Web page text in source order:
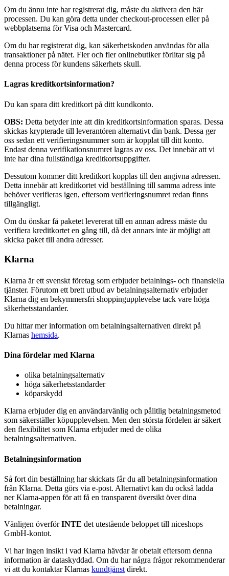
Om du ännu inte har registrerat dig, måste du aktivera den här
processen. Du kan göra detta under checkout-processen eller på
webbplatserna för Visa och Mastercard.
Om du har registrerat dig, kan säkerhetskoden användas för alla
transaktioner på nätet. Fler och fler onlinebutiker förlitar sig på
denna process för kundens säkerhets skull.
Lagras kreditkortsinformation?
Du kan spara ditt kreditkort på ditt kundkonto.
OBS: Detta betyder inte att din kreditkortsinformation sparas. Dessa
skickas krypterade till leverantören alternativt din bank. Dessa ger
oss sedan ett verifieringsnummer som är kopplat till ditt konto.
Endast denna verifikationsnumret lagras av oss. Det innebär att vi
inte har dina fullständiga kreditkortsuppgifter.
Dessutom kommer ditt kreditkort kopplas till den angivna adressen.
Detta innebär att kreditkortet vid beställning till samma adress inte
behöver verifieras igen, eftersom verifieringsnumret redan finns
tillgängligt.
Om du önskar få paketet levererat till en annan adress måste du
verifiera kreditkortet en gång till, då det annars inte är möjligt att
skicka paket till andra adresser.
Klarna
Klarna är ett svenskt företag som erbjuder betalnings- och finansiella
tjänster. Förutom ett brett utbud av betalningsalternativ erbjuder
Klarna dig en bekymmersfri shoppingupplevelse tack vare höga
säkerhetsstandarder.
Du hittar mer information om betalningsalternativen direkt på
Klarnas hemsida.
Dina fördelar med Klarna
olika betalningsalternativ
höga säkerhetsstandarder
köparskydd
Klarna erbjuder dig en användarvänlig och pålitlig betalningsmetod
som säkerställer köpupplevelsen. Men den största fördelen är säkert
den flexibilitet som Klarna erbjuder med de olika
betalningsalternativen.
Betalningsinformation
Så fort din beställning har skickats får du all betalningsinformation
från Klarna. Detta görs via e-post. Alternativt kan du också ladda
ner Klarna-appen för att få en transparent översikt över dina
betalningar.
Vänligen överförINTE det utestående beloppet till niceshops
GmbH-kontot.
Vi har ingen insikt i vad Klarna hävdar är obetalt eftersom denna
information är dataskyddad. Om du har några frågor rekommenderar
vi att du kontaktar Klarnas kundtjänst direkt.